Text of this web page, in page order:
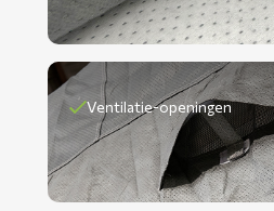
Ventilatie-openingen